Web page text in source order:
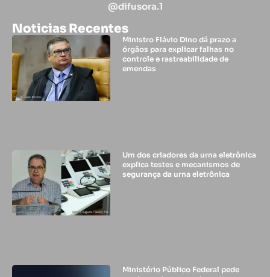
@difusora.1
Noticias Recentes
Ministro Flávio Dino dá prazo a
órgãos para explicar falhas no
controle e rastreabilidade de
emendas
Um dos criadores da urna eletrônica
explica testes e mecanismos de
segurança da urna eletrônica
Ministério Público Federal pede